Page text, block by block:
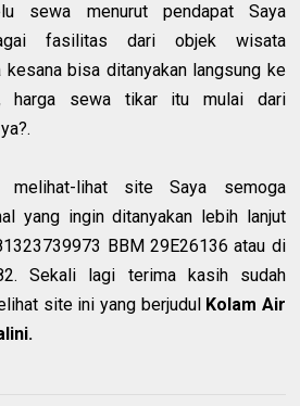
sewa menurut pendapat Saya
fasilitas dari objek wisata
kesana bisa ditanyakan langsung ke
harga sewa tikar itu mulai dari
melihat-lihat site Saya semoga
yang ingin ditanyakan lebih lanjut
BBM 29E26136 atau di
Sekali lagi terima kasih sudah
site ini yang berjudul Kolam Air